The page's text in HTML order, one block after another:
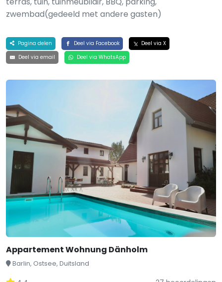
zwembad(gedeeld met andere gasten)
Pagina delen Deel via Facebook
Deel via X
Deel via email
Deel via WhatsApp
Appartement Wohnung Dänholm
Barlin, Ostsee, Duitsland